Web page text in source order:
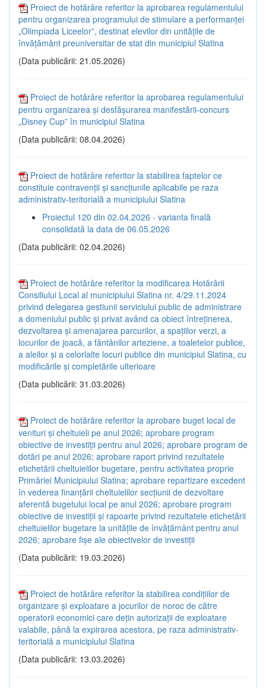
Proiect de hotărâre referitor la aprobarea regulamentului
pentru organizarea programului de stimulare a performanței
„Olimpiada Liceelor”, destinat elevilor din unitățile de
învățământ preuniversitar de stat din municipiul Slatina
(Data publicării: 21.05.2026)
Proiect de hotărâre referitor la aprobarea regulamentului
pentru organizarea și desfășurarea manifestării-concurs
„Disney Cup” în municipiul Slatina
(Data publicării: 08.04.2026)
Proiect de hotărâre referitor la stabilirea faptelor ce
constituie contravenții și sancțiunile aplicabile pe raza
administrativ-teritorială a municipiului Slatina
Proiectul 120 din 02.04.2026 - varianta finală
consolidată la data de 06.05.2026
(Data publicării: 02.04.2026)
Proiect de hotărâre referitor la modificarea Hotărârii
Consiliului Local al municipiului Slatina nr. 4/29.11.2024
privind delegarea gestiunii serviciului public de administrare
a domeniului public și privat având ca obiect întreținerea,
dezvoltarea și amenajarea parcurilor, a spațiilor verzi, a
locurilor de joacă, a fântânilor arteziene, a toaletelor publice,
a aleilor și a celorlalte locuri publice din municipiul Slatina, cu
modificările și completările ulterioare
(Data publicării: 31.03.2026)
Proiect de hotărâre referitor la aprobare buget local de
venituri și cheltuieli pe anul 2026; aprobare program
obiective de investiții pentru anul 2026; aprobare program de
dotări pe anul 2026; aprobare raport privind rezultatele
etichetării cheltuielilor bugetare, pentru activitatea proprie
Primăriei Municipiului Slatina; aprobare repartizare excedent
în vederea finanțării cheltuielilor secțiunii de dezvoltare
aferentă bugetului local pe anul 2026; aprobare program
obiective de investiții și rapoarte privind rezultatele etichetării
cheltuielilor bugetare la unitățile de învățământ pentru anul
2026; aprobare fișe ale obiectivelor de investiții
(Data publicării: 19.03.2026)
Proiect de hotărâre referitor la stabilirea condițiilor de
organizare și exploatare a jocurilor de noroc de către
operatorii economici care dețin autorizații de exploatare
valabile, până la expirarea acestora, pe raza administrativ-
teritorială a municipiului Slatina
(Data publicării: 13.03.2026)